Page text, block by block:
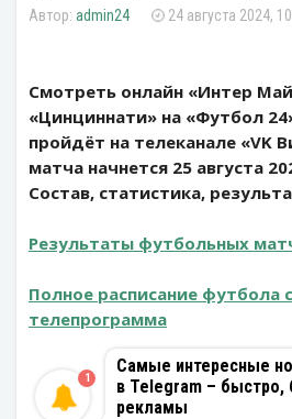
admin24 24 августа 2024,
Смотреть онлайн «Интер
«Цинциннати» на «Футбол
пройдёт на телеканале «VK
матча начнется 25 августа
Состав, статистика,
Результаты футбольных
Полное расписание футбола
телепрограмма
Самые интересные
в Telegram – быстро,
рекламы
1